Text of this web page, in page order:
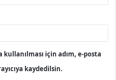
için adım, e-posta
kaydedilsin.